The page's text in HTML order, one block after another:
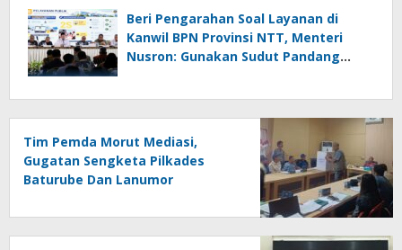
Beri Pengarahan Soal Layanan di
Kanwil BPN Provinsi NTT, Menteri
Nusron: Gunakan Sudut Pandang
Tim Pemda Morut Mediasi,
Gugatan Sengketa Pilkades
Baturube Dan Lanumor